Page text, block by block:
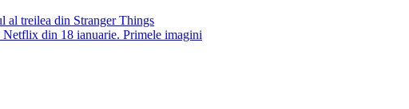
al treilea din Stranger Things
din 18 ianuarie. Primele imagini